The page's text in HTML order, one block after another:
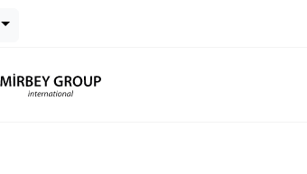
Toggle Dropdown